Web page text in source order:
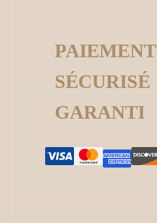
PAIEMENT
SÉCURISÉ
GARANTI